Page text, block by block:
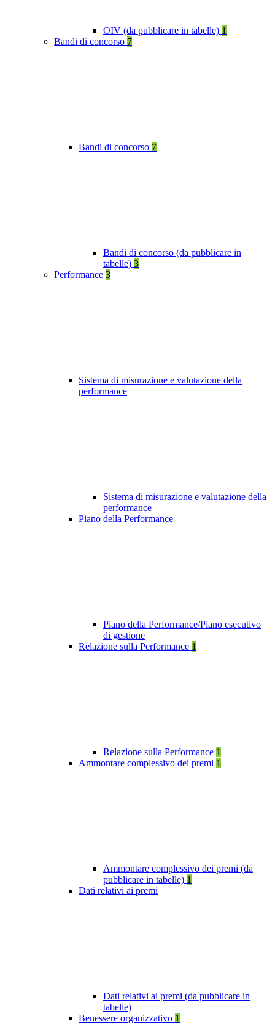
OIV (da pubblicare in tabelle) 1
Bandi di concorso 7
Bandi di concorso 7
Bandi di concorso (da pubblicare in
tabelle) 3
Performance 3
Sistema di misurazione e valutazione della
performance
Sistema di misurazione e valutazione della
performance
Piano della Performance
Piano della Performance/Piano esecutivo
di gestione
Relazione sulla Performance 1
Relazione sulla Performance 1
Ammontare complessivo dei premi 1
Ammontare complessivo dei premi (da
pubblicare in tabelle) 1
Dati relativi ai premi
Dati relativi ai premi (da pubblicare in
tabelle)
Benessere organizzativo 1